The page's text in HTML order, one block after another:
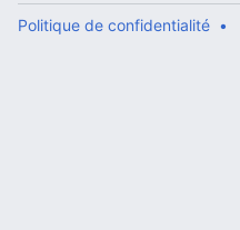
Politique de confidentialité